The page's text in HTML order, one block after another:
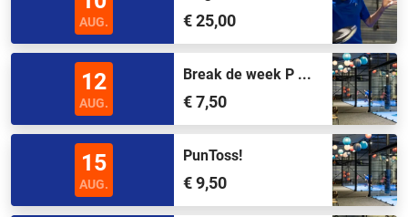
AUG. € 25,00
12
AUG.
Break de week P ...
€ 7,50
15
AUG.
PunToss!
€ 9,50